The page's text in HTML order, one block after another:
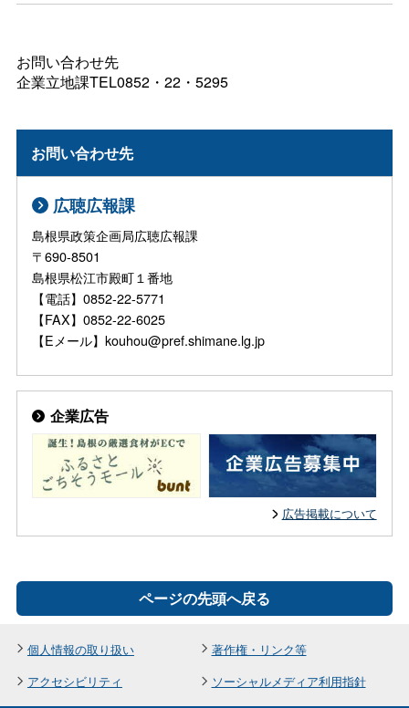
お問い合わせ先
企業立地課TEL0852・22・5295
お問い合わせ先
広聴広報課
島根県政策企画局広聴広報課
〒690-8501
島根県松江市殿町１番地
【電話】0852-22-5771
【FAX】0852-22-6025
【Eメール】kouhou@pref.shimane.lg.jp
企業広告
広告掲載について
ページの先頭へ戻る
個人情報の取り扱い
著作権・リンク等
アクセシビリティ
ソーシャルメディア利用指針